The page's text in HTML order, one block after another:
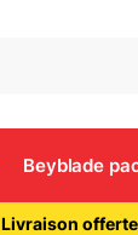
Beyblade
Livraison